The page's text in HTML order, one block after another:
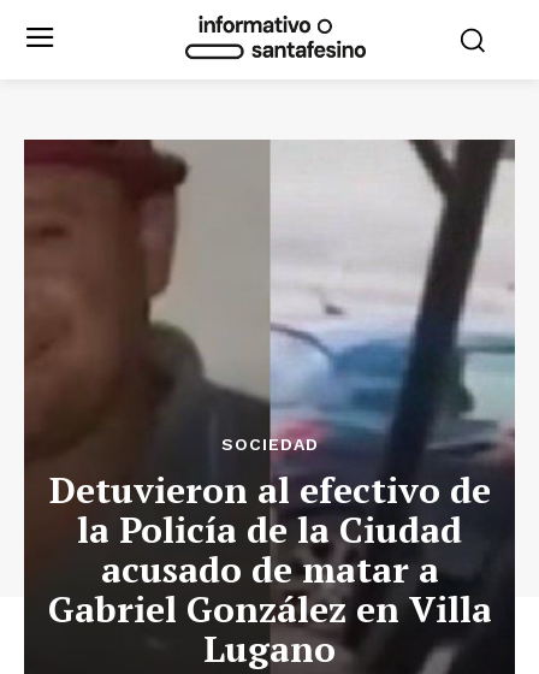
SOCIEDAD
Detuvieron al efectivo de
la Policía de la Ciudad
acusado de matar a
Gabriel González en Villa
Lugano